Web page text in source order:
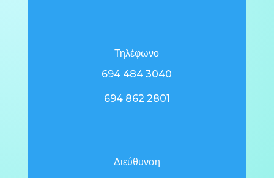
Τηλέφωνο
694 484 3040
694 862 2801
Διεύθυνση